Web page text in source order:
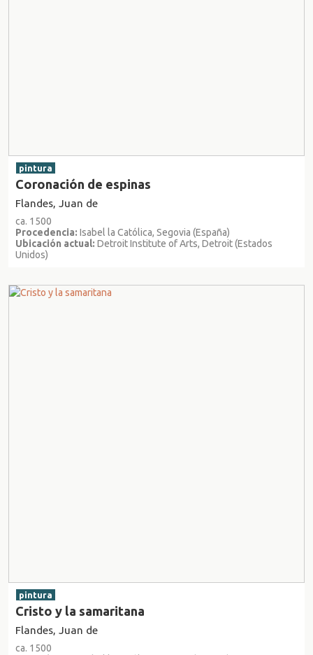
pintura
Coronación de espinas
Flandes, Juan de
ca. 1500
Procedencia: Isabel la Católica, Segovia (España)
Ubicación actual: Detroit Institute of Arts, Detroit (Estados
Unidos)
pintura
Cristo y la samaritana
Flandes, Juan de
ca. 1500